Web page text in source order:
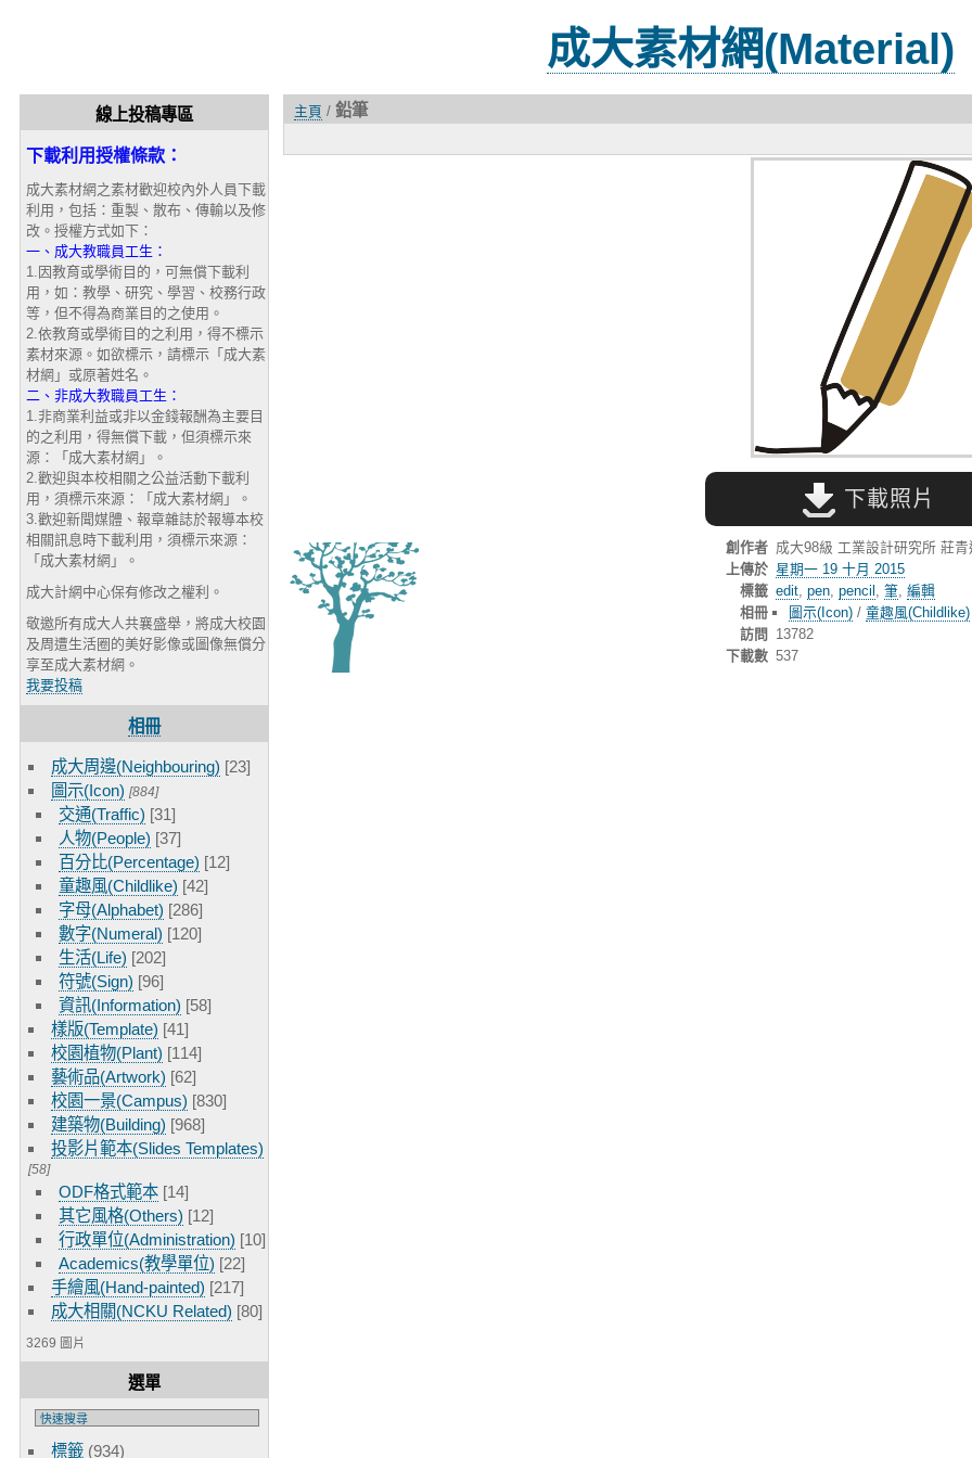
成大素材網(Material)
線上投稿專區
下載利用授權條款：
成大素材網之素材歡迎校內外人員下載
利用，包括：重製、散布、傳輸以及修
改。授權方式如下：
一、成大教職員工生：
1.因教育或學術目的，可無償下載利
用，如：教學、研究、學習、校務行政
等，但不得為商業目的之使用。
2.依教育或學術目的之利用，得不標示
素材來源。如欲標示，請標示「成大素
材網」或原著姓名。
二、非成大教職員工生：
1.非商業利益或非以金錢報酬為主要目
的之利用，得無償下載，但須標示來
源：「成大素材網」。
2.歡迎與本校相關之公益活動下載利
用，須標示來源：「成大素材網」。
3.歡迎新聞媒體、報章雜誌於報導本校
相關訊息時下載利用，須標示來源：
「成大素材網」。
成大計網中心保有修改之權利。
敬邀所有成大人共襄盛舉，將成大校園
及周遭生活圈的美好影像或圖像無償分
享至成大素材網。
我要投稿
相冊
成大周邊(Neighbouring) [23]
圖示(Icon) [884]
交通(Traffic) [31]
人物(People) [37]
百分比(Percentage) [12]
童趣風(Childlike) [42]
字母(Alphabet) [286]
數字(Numeral) [120]
生活(Life) [202]
符號(Sign) [96]
資訊(Information) [58]
樣版(Template) [41]
校園植物(Plant) [114]
藝術品(Artwork) [62]
校園一景(Campus) [830]
建築物(Building) [968]
投影片範本(Slides Templates)
[58]
ODF格式範本 [14]
其它風格(Others) [12]
行政單位(Administration) [10]
Academics(教學單位) [22]
手繪風(Hand-painted) [217]
成大相關(NCKU Related) [80]
3269 圖片
選單
標籤 (934)
主頁 / 鉛筆
下載照片
創作者 成大98級 工業設計研究所 莊青
上傳於 星期一 19 十月 2015
標籤 edit, pen, pencil 筆, 編輯
相冊
圖示(Icon) /童趣風(Childlike)
訪問
13782
下載數 537